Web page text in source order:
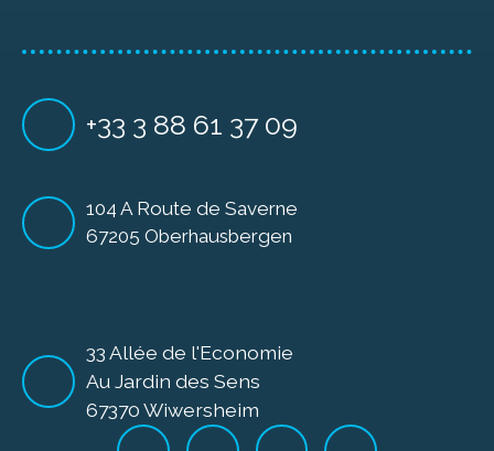
+33 3 88 61 37 09
104 A Route de Saverne
67205 Oberhausbergen
33 Allée de l'Economie
Au Jardin des Sens
67370 Wiwersheim